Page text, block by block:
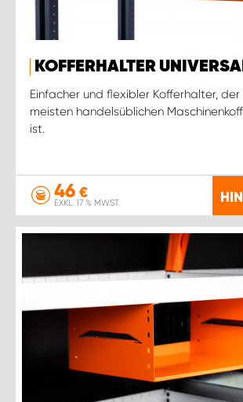
KOFFERHALTER
Einfacher und flexibler Kofferhalter,
meisten handelsüblichen
ist.
46 €
EXKL. 17 % MWST.